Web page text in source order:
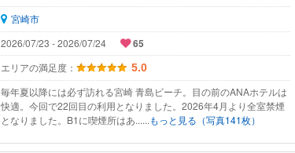
宮崎市
2026/07/23 - 2026/07/24
65
エリアの満足度： 5.0
毎年夏以降には必ず訪れる宮崎 青島ビーチ。目の前のANAホテルは
快適。今回で22回目の利用となりました。2026年4月より全室禁煙
となりました。B1に喫煙所はあ......もっと見る（写真141枚）